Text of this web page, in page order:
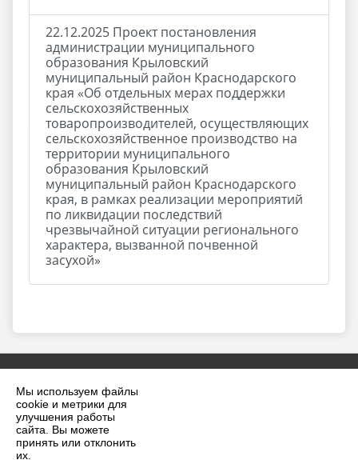
Мы используем файлы
cookie и метрики для
улучшения работы
сайта. Вы можете
принять или отклонить
их.
22.12.2025 Проект постановления
администрации муниципального
образования Крыловский
муниципальный район Краснодарского
края «Об отдельных мерах поддержки
сельскохозяйственных
товаропроизводителей, осуществляющих
сельскохозяйственное производство на
территории муниципального
образования Крыловский
муниципальный район Краснодарского
края, в рамках реализации мероприятий
по ликвидации последствий
чрезвычайной ситуации регионального
характера, вызванной почвенной
засухой»
2026 г. krilovskaya.ru